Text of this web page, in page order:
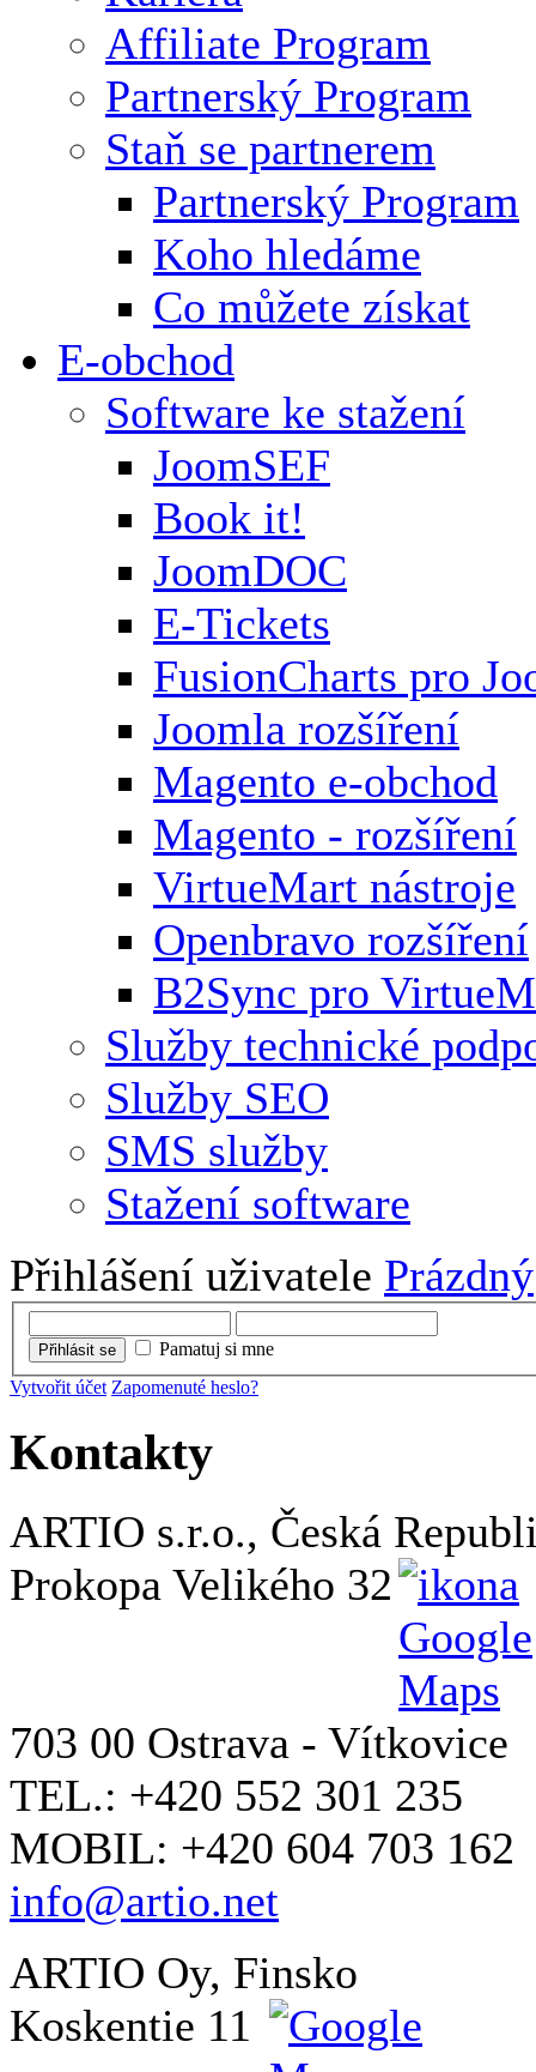
Affiliate Program
Partnerský Program
Staň se partnerem
Partnerský Program
Koho hledáme
Co můžete získat
E-obchod
Software ke stažení
JoomSEF
Book it!
JoomDOC
E-Tickets
FusionCharts pro
Joomla rozšíření
Magento e-obchod
Magento - rozšíření
VirtueMart nástroje
Openbravo rozšíření
B2Sync pro
Služby technické
Služby SEO
SMS služby
Stažení software
Přihlášení uživatele Prázdný
Přihlásit se
Pamatuj si mne
Vytvořit účet Zapomenuté heslo?
Kontakty
ARTIO s.r.o., Česká
Prokopa Velikého 32
703 00 Ostrava - Vítkovice
TEL.: +420 552 301 235
MOBIL: +420 604 703 162
info@artio.net
ARTIO Oy, Finsko
Koskentie 11